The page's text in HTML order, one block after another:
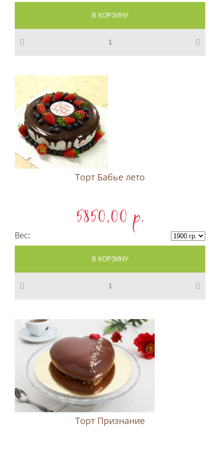
Торт Бабье лето
5850,00 p.
Вес
Торт Признание